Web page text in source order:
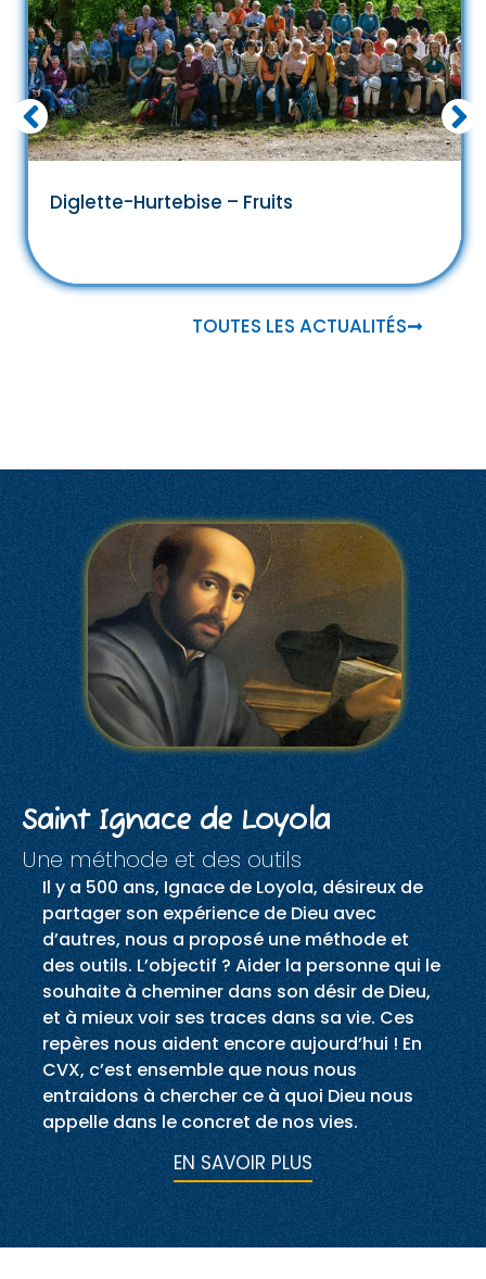
Diglette-Hurtebise – Fruits
TOUTES LES ACTUALITÉS
Saint Ignace de Loyola
Une méthode et des outils
Il y a 500 ans, Ignace de Loyola, désireux de
partager son expérience de Dieu avec
d’autres, nous a proposé une méthode et
des outils. L’objectif ? Aider la personne qui le
souhaite à cheminer dans son désir de Dieu,
et à mieux voir ses traces dans sa vie. Ces
repères nous aident encore aujourd’hui ! En
CVX, c’est ensemble que nous nous
entraidons à chercher ce à quoi Dieu nous
appelle dans le concret de nos vies.
EN SAVOIR PLUS